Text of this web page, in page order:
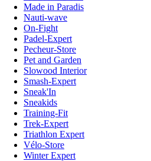
Made in Paradis
Nauti-wave
On-Fight
Padel-Expert
Pecheur-Store
Pet and Garden
Slowood Interior
Smash-Expert
Sneak'In
Sneakids
Training-Fit
Trek-Expert
Triathlon Expert
Vélo-Store
Winter Expert